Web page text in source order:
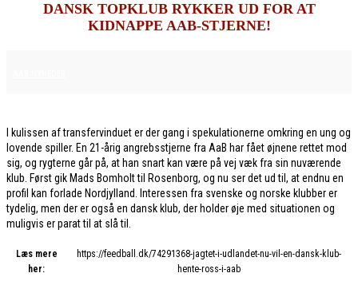
DANSK TOPKLUB RYKKER UD FOR AT
KIDNAPPE AAB-STJERNE!
I kulissen af transfervinduet er der gang i spekulationerne omkring en ung og
lovende spiller. En 21-årig angrebsstjerne fra AaB har fået øjnene rettet mod
sig, og rygterne går på, at han snart kan være på vej væk fra sin nuværende
klub. Først gik Mads Bomholt til Rosenborg, og nu ser det ud til, at endnu en
profil kan forlade Nordjylland. Interessen fra svenske og norske klubber er
tydelig, men der er også en dansk klub, der holder øje med situationen og
muligvis er parat til at slå til.
Læs mere
her:
https://feedball.dk/74291368-jagtet-i-udlandet-nu-vil-en-dansk-klub-
hente-ross-i-aab